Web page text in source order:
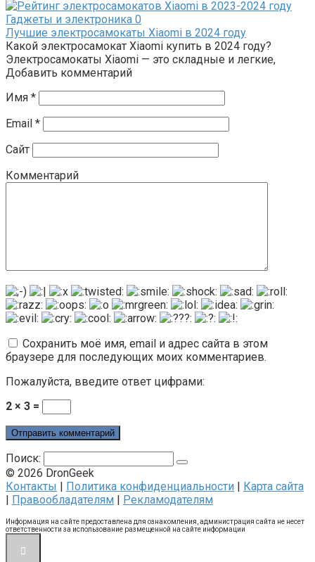
Гаджеты и электроника 0
Лучшие электросамокаты Xiaomi в 2024 году
Какой электросамокат Xiaomi купить в 2024 году?
Электросамокаты Xiaomi — это складные и легкие,
Добавить комментарий
Имя *
Email *
Сайт
Комментарий
Сохранить моё имя, email и адрес сайта в этом
браузере для последующих моих комментариев.
Пожалуйста, введите ответ цифрами:
2 × 3 =
Поиск:
© 2026 DronGeek
Контакты | Политика конфиденциальности | Карта сайта
| Правообладателям | Рекламодателям
Информация на сайте предоставлена для ознакомления, администрация сайта не несет
ответственности за использование размещенной на сайте информации